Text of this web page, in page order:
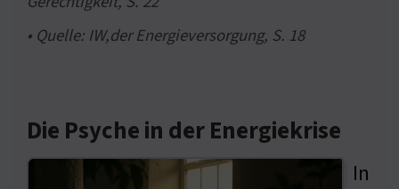
• Quelle: IW,der Energieversorgung, S. 18
Die Psyche in der Energiekrise
In